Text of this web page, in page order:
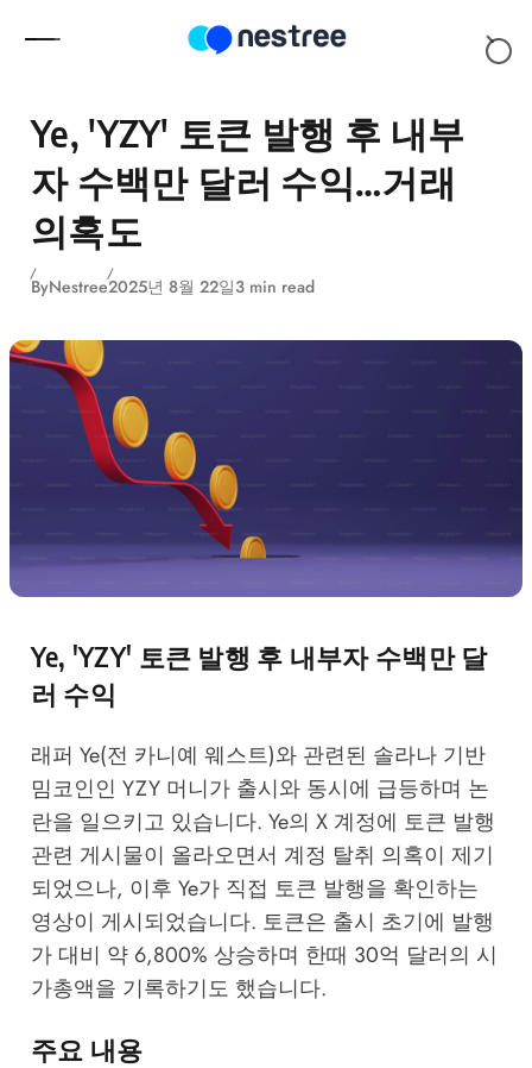
Ye, 'YZY' 토큰 발행 후 내부
자 수백만 달러 수익…거래
의혹도
ByNestree2025년 8월 22일3 min read
Ye, 'YZY' 토큰 발행 후 내부자 수백만 달
러 수익
래퍼 Ye(전 카니예 웨스트)와 관련된 솔라나 기반
밈코인인 YZY 머니가 출시와 동시에 급등하며 논
란을 일으키고 있습니다. Ye의 X 계정에 토큰 발행
관련 게시물이 올라오면서 계정 탈취 의혹이 제기
되었으나, 이후 Ye가 직접 토큰 발행을 확인하는
영상이 게시되었습니다. 토큰은 출시 초기에 발행
가 대비 약 6,800% 상승하며 한때 30억 달러의 시
가총액을 기록하기도 했습니다.
주요 내용